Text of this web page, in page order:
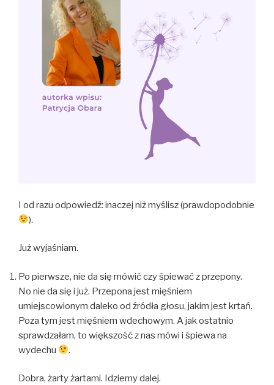
I od razu odpowiedź: inaczej niż myślisz (prawdopodobnie
).
Już wyjaśniam.
Po pierwsze, nie da się mówić czy śpiewać z przepony.
No nie da się i już. Przepona jest mięśniem
umiejscowionym daleko od źródła głosu, jakim jest krtań.
Poza tym jest mięśniem wdechowym. A jak ostatnio
sprawdzałam, to większość z nas mówi i śpiewa na
wydechu
.
Dobra, żarty żartami. Idziemy dalej.